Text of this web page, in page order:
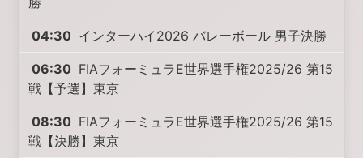
04:30 インターハイ2026 バレーボール 男子決勝
06:30 FIAフォーミュラE世界選手権2025/26 第15
戦【予選】東京
08:30 FIAフォーミュラE世界選手権2025/26 第15
戦【決勝】東京